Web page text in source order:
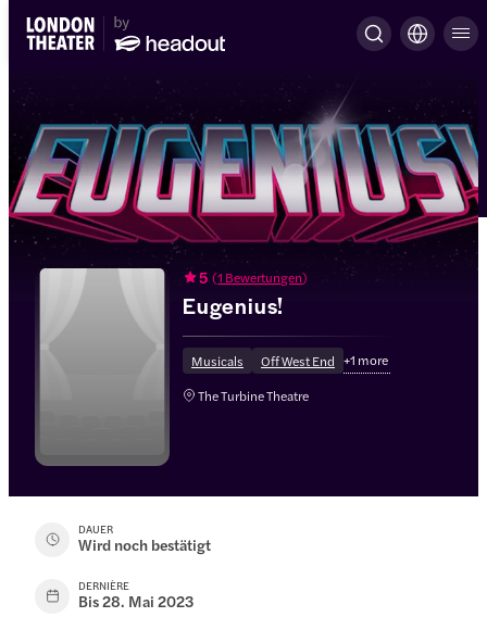
5 (1 Bewertungen)
Eugenius!
Musicals Off West End +1 more
The Turbine Theatre
DAUER
Wird noch bestätigt
DERNIÈRE
Bis 28. Mai 2023